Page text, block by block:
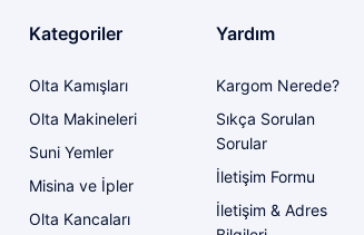
Kategoriler
Olta Kamışları
Olta Makineleri
Suni Yemler
Misina ve İpler
Olta Kancaları
Yardım
Kargom Nerede?
Sıkça Sorulan
Sorular
İletişim Formu
İletişim & Adres